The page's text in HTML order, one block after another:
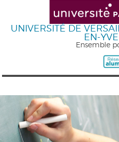
UNIVERSITÉ DE
EN-
Ensemble